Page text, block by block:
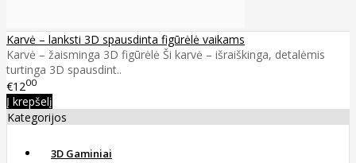
Karvė – lanksti 3D spausdinta figūrėlė vaikams
Karvė – žaisminga 3D figūrėlė Ši karvė – išraiškinga, detalėmis
turtinga 3D spausdint..
€1200
Į krepšelį
Kategorijos
3D Gaminiai